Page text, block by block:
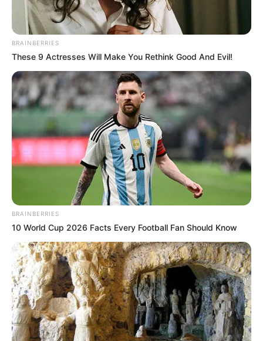
Dia dulunya seorang model profesional.
Marco juga mempunyai keahlian dj.
Tergabung dalam grup dance hiphop.
Dia menyukai acting, dan pernah mengikuti sekolah akting.
BRAINBERRIES
These 9 Actresses Will Make You Rethink Good And Evil!
BRAINBERRIES
10 World Cup 2026 Facts Every Football Fan Should Know